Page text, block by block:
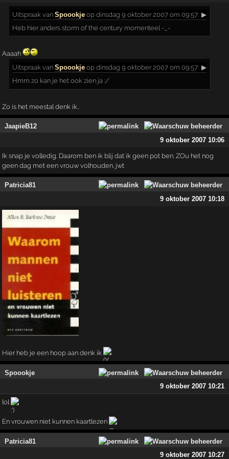
Uitspraak vanSpoookje op dinsdag 9 oktober 2007 om 09:57: ▶
Heb hier anders storm of the century momenteel -_-
Aaaah
Uitspraak vanSpoookje op dinsdag 9 oktober 2007 om 09:57: ▶
Hmm zo kan je het ook zien ja ;/
Zo is het meestal denk ik..
JaapieB12
9 oktober 2007 10:06
Ik snap je volledig. Daarom ben ik blij dat ik geen pot ben. ZOu het nog
geen dag met een vrouw volhouden. jwt
Patricia81
9 oktober 2007 10:18
Hier heb je een hoop aan denk ik
Spoookje
9 oktober 2007 10:21
lol
En vrouwen niet kunnen kaartlezen
Patricia81
9 oktober 2007 10:27